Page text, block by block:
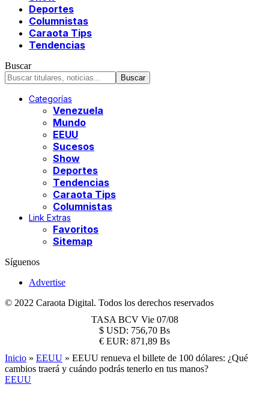
Deportes
Columnistas
Caraota Tips
Tendencias
Buscar
Categorías
Venezuela
Mundo
EEUU
Sucesos
Show
Deportes
Tendencias
Caraota Tips
Columnistas
Link Extras
Favoritos
Sitemap
Síguenos
Advertise
© 2022 Caraota Digital. Todos los derechos reservados
TASA BCV Vie 07/08
$ USD: 756,70 Bs
€ EUR: 871,89 Bs
Inicio » EEUU » EEUU renueva el billete de 100 dólares: ¿Qué
cambios traerá y cuándo podrás tenerlo en tus manos?
EEUU